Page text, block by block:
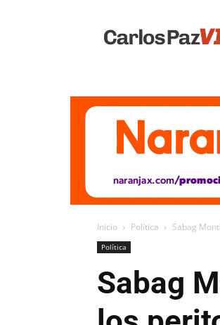
Vivo
Inicio Política Sabag
Política
Sabag